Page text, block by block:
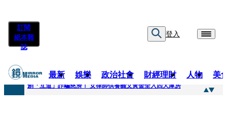
訂閱
紙本雜
誌
登入
最新 娛樂 政治社會 財經理財 人物 美
快訊
創「互道」詐騙慈濟！ 女律師供養義父黃金全入四大庫房